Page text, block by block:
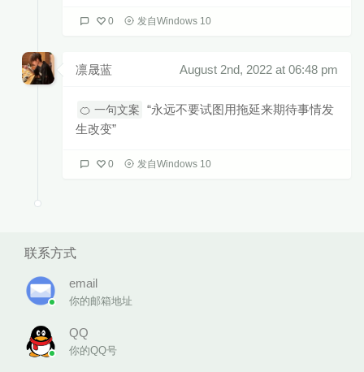
0 发自Windows 10
凛晟蓝 August 2nd, 2022 at 06:48 pm
🍊 一句文案
“永远不要试图用拖延来期待事情发
生改变” ​​​ ​​​
0 发自Windows 10
联系方式
email
你的邮箱地址
QQ
你的QQ号